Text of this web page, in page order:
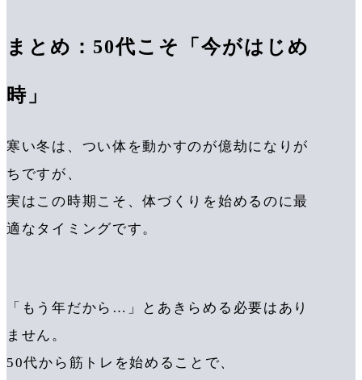
まとめ：50代こそ「今がはじめ
時」
寒い冬は、つい体を動かすのが億劫になりが
ちですが、
実はこの時期こそ、体づくりを始めるのに最
適なタイミングです。
「もう年だから…」とあきらめる必要はあり
ません。
50代から筋トレを始めることで、